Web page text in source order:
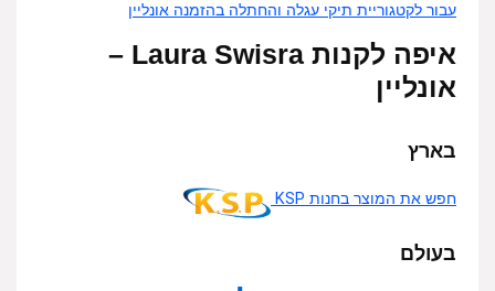
עבור לקטגוריית תיקי עגלה והחתלה בהזמנה אונליין
איפה לקנות Laura Swisra –
אונליין
בארץ
חפש את המוצר בחנות KSP
בעולם